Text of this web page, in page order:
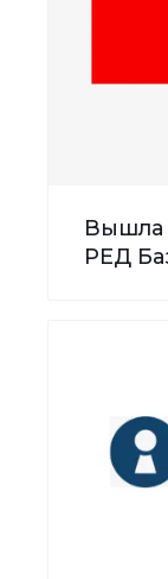
Вышла
РЕД